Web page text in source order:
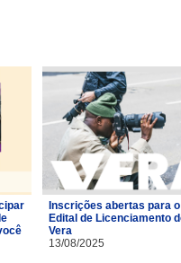
Inscrições abertas para o
Edital de Licenciamento
Vera
13/08/2025